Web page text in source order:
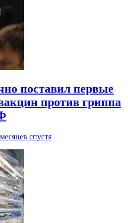
поставил первые
против гриппа
спустя